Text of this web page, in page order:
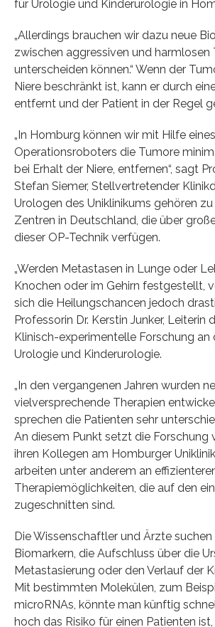
für Urologie und Kinderurologie in
„Allerdings brauchen wir dazu neue
zwischen aggressiven und harmlosen
unterscheiden können.“ Wenn der
Niere beschränkt ist, kann er durch
entfernt und der Patient in der Regel
„In Homburg können wir mit Hilfe eines
Operationsroboters die Tumore
bei Erhalt der Niere, entfernen“, sagt
Stefan Siemer, Stellvertretender
Urologen des Uniklinikums gehören
Zentren in Deutschland, die über
dieser OP-Technik verfügen.
„Werden Metastasen in Lunge oder
Knochen oder im Gehirn festgestellt,
sich die Heilungschancen jedoch
Professorin Dr. Kerstin Junker, Leiterin
Klinisch-experimentelle Forschung an
Urologie und Kinderurologie.
„In den vergangenen Jahren wurden
vielversprechende Therapien
sprechen die Patienten sehr
An diesem Punkt setzt die Forschung
ihren Kollegen am Homburger
arbeiten unter anderem an
Therapiemöglichkeiten, die auf den
zugeschnitten sind.
Die Wissenschaftler und Ärzte suchen
Biomarkern, die Aufschluss über die
Metastasierung oder den Verlauf der
Mit bestimmten Molekülen, zum
microRNAs, könnte man künftig
hoch das Risiko für einen Patienten